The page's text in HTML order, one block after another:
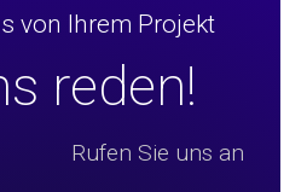
von Ihrem Projekt
reden!
Rufen Sie uns an